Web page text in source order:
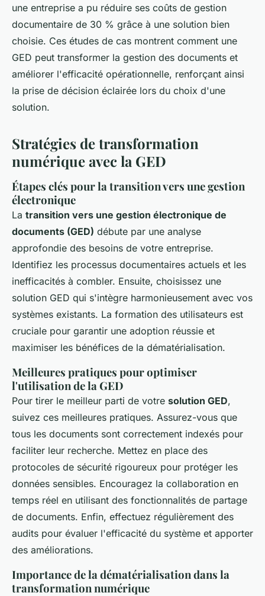
une entreprise a pu réduire ses coûts de gestion
documentaire de 30 % grâce à une solution bien
choisie. Ces études de cas montrent comment une
GED peut transformer la gestion des documents et
améliorer l'efficacité opérationnelle, renforçant ainsi
la prise de décision éclairée lors du choix d'une
solution.
Stratégies de transformation
numérique avec la GED
Étapes clés pour la transition vers une gestion
électronique
La transition vers une gestion électronique de
documents (GED) débute par une analyse
approfondie des besoins de votre entreprise.
Identifiez les processus documentaires actuels et les
inefficacités à combler. Ensuite, choisissez une
solution GED qui s'intègre harmonieusement avec vos
systèmes existants. La formation des utilisateurs est
cruciale pour garantir une adoption réussie et
maximiser les bénéfices de la dématérialisation.
Meilleures pratiques pour optimiser
l'utilisation de la GED
Pour tirer le meilleur parti de votre solution GED,
suivez ces meilleures pratiques. Assurez-vous que
tous les documents sont correctement indexés pour
faciliter leur recherche. Mettez en place des
protocoles de sécurité rigoureux pour protéger les
données sensibles. Encouragez la collaboration en
temps réel en utilisant des fonctionnalités de partage
de documents. Enfin, effectuez régulièrement des
audits pour évaluer l'efficacité du système et apporter
des améliorations.
Importance de la dématérialisation dans la
transformation numérique